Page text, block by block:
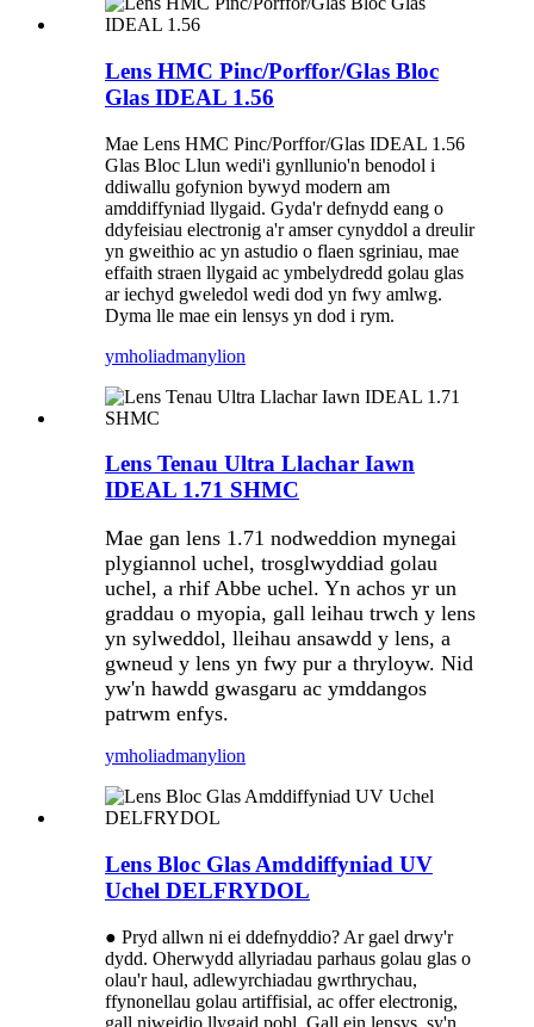
Lens HMC Pinc/Porffor/Glas Bloc
Glas IDEAL 1.56
Mae Lens HMC Pinc/Porffor/Glas IDEAL 1.56
Glas Bloc Llun wedi'i gynllunio'n benodol i
ddiwallu gofynion bywyd modern am
amddiffyniad llygaid. Gyda'r defnydd eang o
ddyfeisiau electronig a'r amser cynyddol a dreulir
yn gweithio ac yn astudio o flaen sgriniau, mae
effaith straen llygaid ac ymbelydredd golau glas
ar iechyd gweledol wedi dod yn fwy amlwg.
Dyma lle mae ein lensys yn dod i rym.
ymholiadmanylion
Lens Tenau Ultra Llachar Iawn
IDEAL 1.71 SHMC
Mae gan lens 1.71 nodweddion mynegai
plygiannol uchel, trosglwyddiad golau
uchel, a rhif Abbe uchel. Yn achos yr un
graddau o myopia, gall leihau trwch y lens
yn sylweddol, lleihau ansawdd y lens, a
gwneud y lens yn fwy pur a thryloyw. Nid
yw'n hawdd gwasgaru ac ymddangos
patrwm enfys.
ymholiadmanylion
Lens Bloc Glas Amddiffyniad UV
Uchel DELFRYDOL
● Pryd allwn ni ei ddefnyddio? Ar gael drwy'r
dydd. Oherwydd allyriadau parhaus golau glas o
olau'r haul, adlewyrchiadau gwrthrychau,
ffynonellau golau artiffisial, ac offer electronig,
gall niweidio llygaid pobl. Gall ein lensys, sy'n